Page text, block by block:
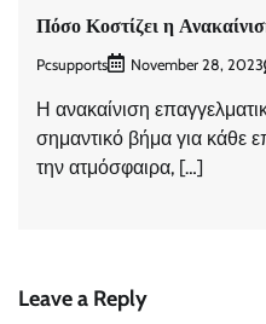
Πόσο Κοστίζει η
Pcsupports November 28, 2023
Η ανακαίνιση
σημαντικό βήμα για κάθε
την ατμόσφαιρα, […]
Leave a Reply